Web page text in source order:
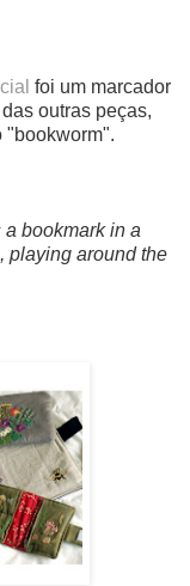
foi um marcador
outras peças,
"bookworm".
a bookmark in a
playing around the